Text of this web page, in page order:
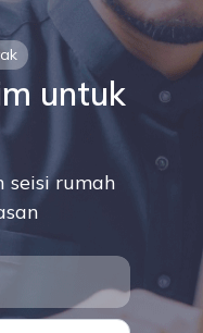
untuk
seisi rumah